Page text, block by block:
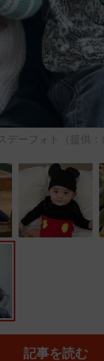
デーフォト（提供：
記事を読む